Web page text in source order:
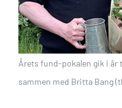
Årets fund-pokalen gik i år
sammen med Britta Bang